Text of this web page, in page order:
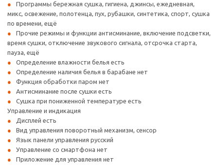
Программы бережная сушка, гигиена, джинсы, ежедневная,
микс, освежение, полотенца, пух, рубашки, синтетика, спорт, сушка
по времени, ещё
Прочие режимы и функции антисминание, включение подсветки,
время сушки, отключение звукового сигнала, отсрочка старта,
пауза, ещё
Определение влажности белья есть
Определение наличия белья в барабане нет
Функция обработки паром нет
Антисминание после сушки есть
Сушка при пониженной температуре есть
Управление и индикация
Дисплей есть
Вид управления поворотный механизм, сенсор
Язык панели управления русский
Управление со смартфона нет
Приложение для управления нет